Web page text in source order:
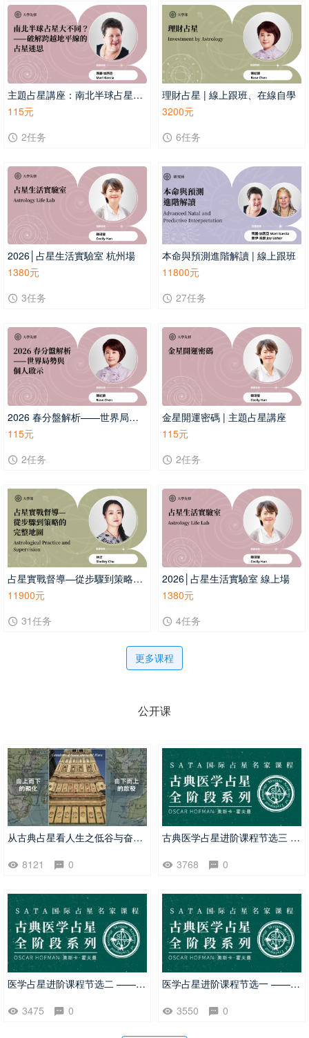
主題占星講座：南北半球占星大不同？——破解跨越地平線的占星迷思
115元
2任务
理財占星 | 線上跟班、在線自學
3200元
6任务
2026│占星生活實驗室 杭州場
1380元
3任务
本命與預測進階解讀 | 線上跟班
11800元
27任务
2026 春分盤解析——世界局勢與個人啟示 | 主題占星講座
115元
2任务
金星開運密碼 | 主題占星講座
115元
2任务
占星實戰督導—從步驟到策略的完整地圖 | 線上跟班
11900元
31任务
2026│占星生活實驗室 線上場
1380元
4任务
更多课程
公开课
从古典占星看人生之低谷与奋起｜Cecily老师
8121
0
古典医学占星进阶课程节选三 —— 占星草药学之草药与征象判断 | 荠菜
3768
0
医学占星进阶课程节选二 —— 金属与宝石水晶的占星征象与疗愈应用
3475
0
医学占星进阶课程节选一 —— 草药与征象判断 | 蒲公英
3550
0